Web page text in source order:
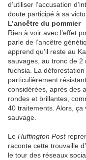
d’utiliser l’accusation
doute participé à sa
L’ancêtre du pommier
Rien à voir avec l’effet
parle de l’ancêtre
apprend qu’il reste au
sauvages, au tronc de
fuchsia. La
particulièrement
considérées, après des
rondes et brillantes,
40 traitements. Alors,
sauvage.
Le Huffington Post
raconte cette trouvaille
le tour des réseaux